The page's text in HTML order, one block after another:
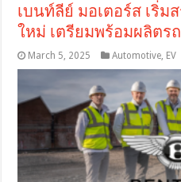
เบนท์ลีย์ มอเตอร์ส เริ่
ใหม่ เตรียมพร้อมผลิตร
March 5, 2025 Automotive, EV